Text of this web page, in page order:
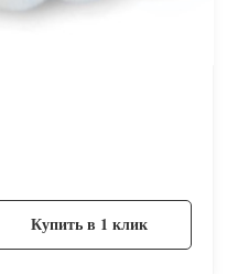
Купить в 1 клик